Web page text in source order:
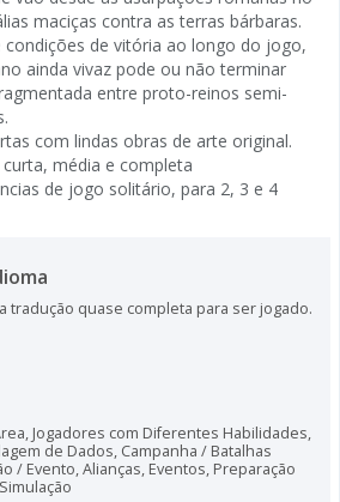
maciças contra as terras bárbaras.
condições de vitória ao longo do jogo,
ainda vivaz pode ou não terminar
entre proto-reinos semi-
com lindas obras de arte original.
média e completa
de jogo solitário, para 2, 3 e 4
tradução quase completa para ser jogado.
, Jogadores com Diferentes Habilidades,
de Dados, Campanha / Batalhas
/ Evento,Alianças, Eventos, Preparação
Simulação